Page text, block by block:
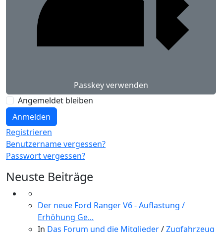
Passkey verwenden
Angemeldet bleiben
Anmelden
Registrieren
Benutzername vergessen?
Passwort vergessen?
Neuste Beiträge
Der neue Ford Ranger V6 - Auflastung /
Erhöhung Ge...
In Das Forum und die Mitglieder/Zugfahrzeug